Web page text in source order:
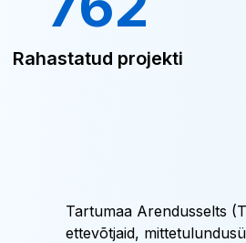
Rahastatud projekti
Tartumaa Arendusselts
ettevõtjaid,